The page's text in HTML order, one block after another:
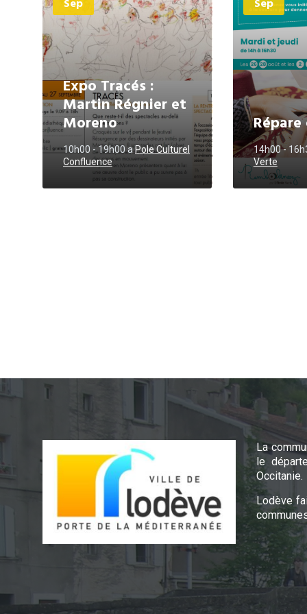
Sep
Expo Tracés :
Martin Régnier et
Moreno
10h00 - 19h00aPole Culturel
Confluence
Sep
14h00 -
Verte
La
le
Occitanie.
Lodève